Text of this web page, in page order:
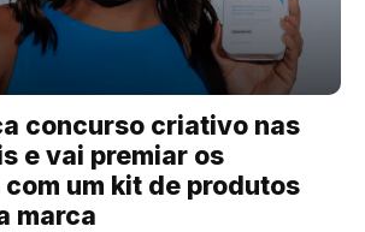
concurso criativo nas
e vai premiar os
um kit de produtos
marca